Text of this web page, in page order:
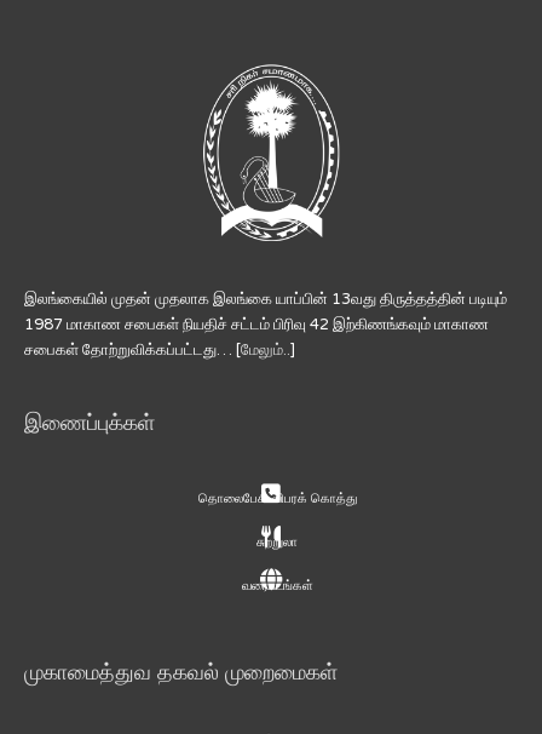
இலங்கையில் முதன் முதலாக இலங்கை யாப்பின் 13வது திருத்தத்தின் படியும்
1987 மாகாண சபைகள் நியதிச் சட்டம் பிரிவு 42 இற்கிணங்கவும் மாகாண
சபைகள் தோற்றுவிக்கப்பட்டது… [மேலும்..]
இணைப்புக்கள்
தொலைபேசி விபரக் கொத்து
சுற்றுலா
வரைபடங்கள்
முகாமைத்துவ தகவல் முறைமைகள்